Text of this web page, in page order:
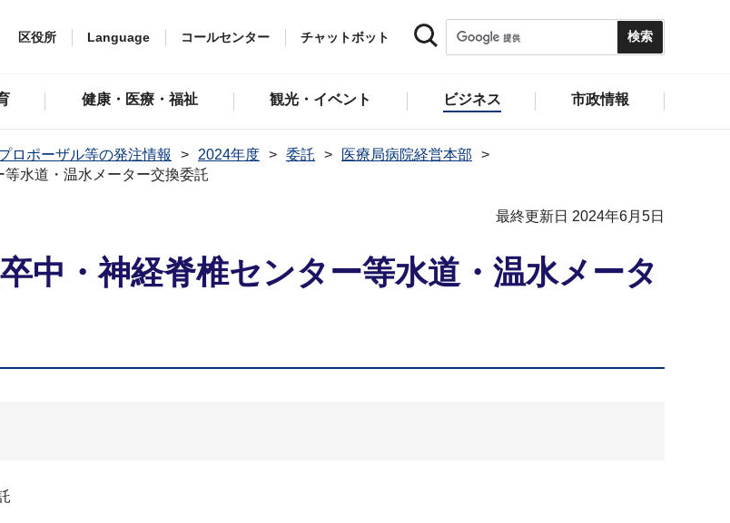
区役所 Language コールセンター チャットボット
健康・医療・福祉 観光・イベント ビジネス 市政情報
ロポーザル等の発注情報 2024年度 委託
医療局病院経営本部
等水道・温水メーター交換委託
最終更新日 2024年6月5日
中・神経脊椎センター等水道・温水メータ